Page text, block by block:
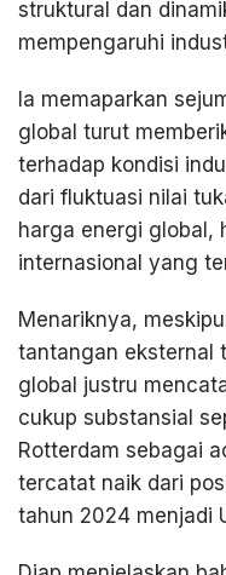
struktural dan
mempengaruhi
Ia memaparkan
global turut
terhadap kondisi
dari fluktuasi nilai
harga energi global,
internasional yang
Menariknya,
tantangan eksternal
global justru
cukup substansial
Rotterdam sebagai
tercatat naik dari
tahun 2024 menjadi